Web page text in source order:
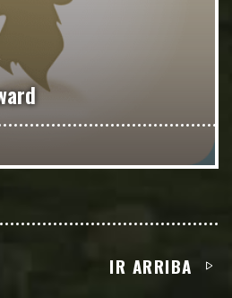
IR ARRIBA